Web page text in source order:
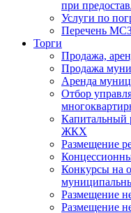
при
Услуги по
Перечень
Торги
Продажа,
Продажа
Аренда
Отбор
Капитальный
ЖКХ
Размещение
Конкурсы на
Размещение
Размещение